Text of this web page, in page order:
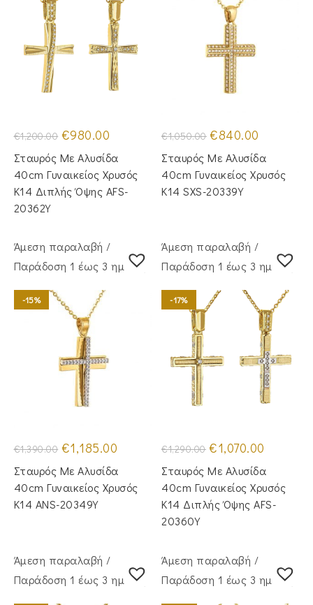
€1,200.00 Original
price
was:
€1,200.00.
€980.00
τιμή
είναι:
€980.00.
Σταυρός Mε Aλυσίδα
40cm Γυναικείος Χρυσός
Κ14 Διπλής Όψης AFS-
20362Y
€1,050.00 Original
price
was:
€1,050.00.
€840.00
τιμή
είναι:
€840.00.
Σταυρός Με Αλυσίδα
40cm Γυναικείος Χρυσός
Κ14 SXS-20339Y
Άμεση παραλαβή /
Παράδoση 1 έως 3 ημέρες
-15%
€1,390.00 Original
price
was:
€1,390.00.
€1,185.00
είναι:
€1,185.00.
Σταυρός Mε Aλυσίδα
40cm Γυναικείος Χρυσός
Κ14 ANS-20349Y
Άμεση παραλαβή /
Παράδoση 1 έως 3 ημέρες
-17%
€1,290.00 Original
price
was:
€1,290.00.
€1,070.00
είναι:
€1,070.00.
Σταυρός Με Αλυσίδα
40cm Γυναικείος Χρυσός
Κ14 Διπλής Όψης AFS-
20360Y
Άμεση παραλαβή /
Παράδoση 1 έως 3 ημέρες
Άμεση παραλαβή /
Παράδoση 1 έως 3 ημέρες